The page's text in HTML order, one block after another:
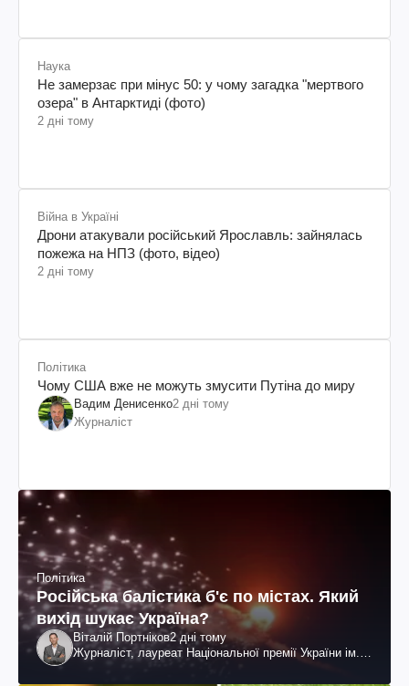
Наука
Не замерзає при мінус 50: у чому загадка "мертвого
озера" в Антарктиді (фото)
2 дні тому
Війна в Україні
Дрони атакували російський Ярославль: зайнялась
пожежа на НПЗ (фото, відео)
2 дні тому
Політика
Чому США вже не можуть змусити Путіна до миру
Вадим Денисенко2 дні тому
Журналіст
Політика
Російська балістика б'є по містах. Який
вихід шукає Україна?
Віталій Портніков2 дні тому
Журналіст, лауреат Національної премії України ім.